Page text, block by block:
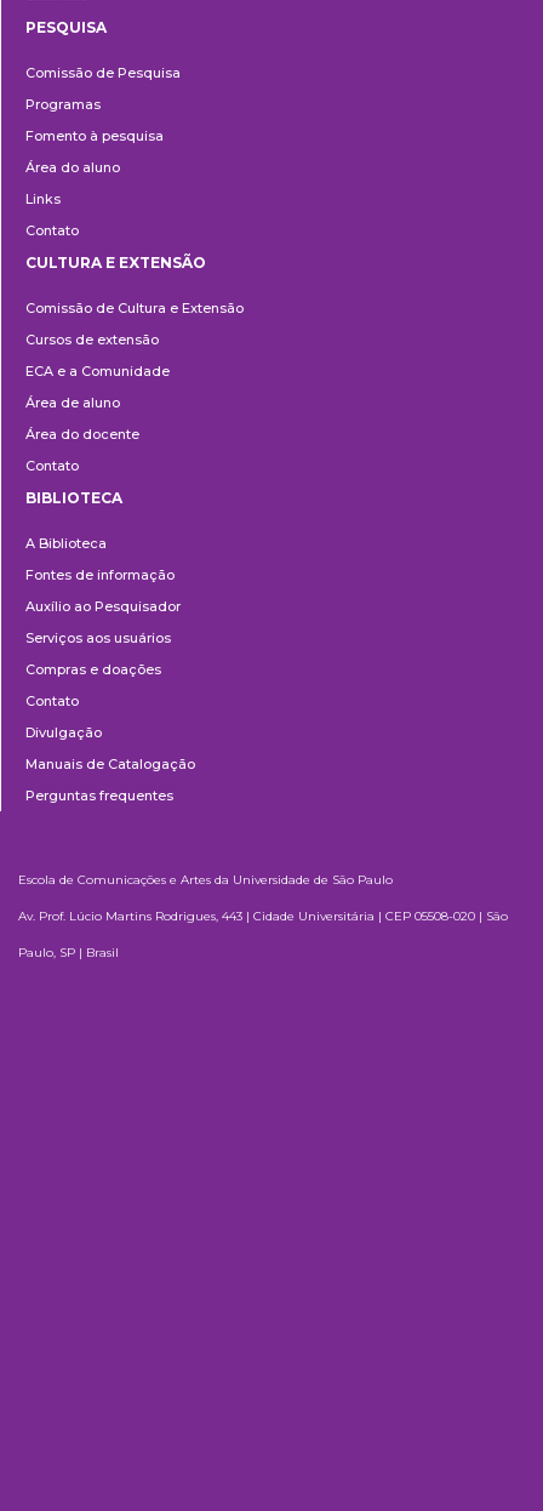
PESQUISA
Comissão de Pesquisa
Programas
Fomento à pesquisa
Área do aluno
Links
Contato
e
Extensão
CULTURA E EXTENSÃO
Comissão de Cultura e Extensão
Cursos de extensão
ECA e a Comunidade
Área de aluno
Área do docente
Contato
BIBLIOTECA
A Biblioteca
Fontes de informação
Auxílio ao Pesquisador
Serviços aos usuários
Compras e doações
Contato
Divulgação
Manuais de Catalogação
Perguntas frequentes
Escola de Comunicações e Artes da Universidade de São Paulo
Av. Prof. Lúcio Martins Rodrigues, 443 | Cidade Universitária | CEP 05508-020 | São
Paulo, SP | Brasil